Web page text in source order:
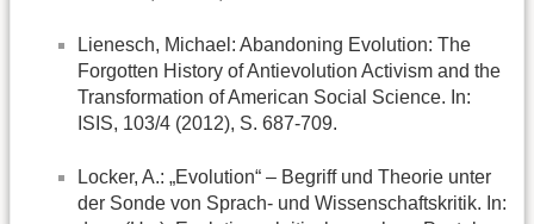
Lienesch, Michael: Abandoning Evolution: The
Forgotten History of Antievolution Activism and the
Transformation of American Social Science. In:
ISIS, 103/4 (2012), S. 687-709.
Locker, A.: „Evolution“ – Begriff und Theorie unter
der Sonde von Sprach- und Wissenschaftskritik. In: